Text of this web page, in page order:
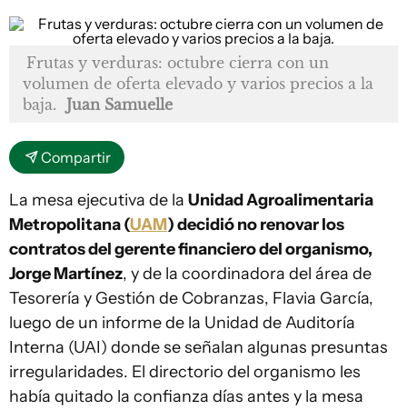
Frutas y verduras: octubre cierra con un
volumen de oferta elevado y varios precios a la
baja. Juan Samuelle
Compartir
La mesa ejecutiva de la Unidad Agroalimentaria
Metropolitana (UAM) decidió no renovar los
contratos del gerente financiero del organismo,
Jorge Martínez, y de la coordinadora del área de
Tesorería y Gestión de Cobranzas, Flavia García,
luego de un informe de la Unidad de Auditoría
Interna (UAI) donde se señalan algunas presuntas
irregularidades. El directorio del organismo les
había quitado la confianza días antes y la mesa